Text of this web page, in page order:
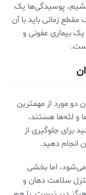
پوسیدگی‌ها یک
زمانی باید با آن
بیماری عفونی و
مورد از مهمترین
و لثه‌ها هستند،
برای جلوگیری از
انجام دهید.
اما بخشی
سلامت دهان و